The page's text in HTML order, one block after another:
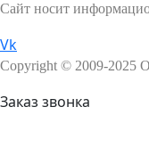
Сайт носит
Vk
Copyright © 2009-2025
Заказ звонка